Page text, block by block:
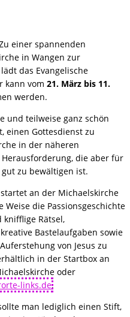
einer spannenden
in Wangen zur
das Evangelische
kann vom 21. März bis 11.
werden.
und teilweise ganz schön
einen Gottesdienst zu
in der näheren
die aber für
zu bewältigen ist.
an der Michaelskirche
die Passionsgeschichte
knifflige Rätsel,
Bastelaufgaben sowie
von Jesus zu
in der Startbox an
oder
links.de.
man lediglich einen Stift,